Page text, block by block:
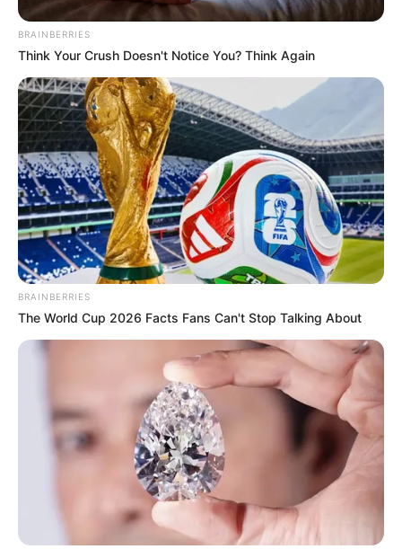
ΣΠΑΜΕ ΤΟ ΜΑΤΡΙΞ – ΤΟ ΒΙΒΛΙΟ
BRAINBERRIES
Think Your Crush Doesn't Notice You? Think Again
BRAINBERRIES
The World Cup 2026 Facts Fans Can't Stop Talking About